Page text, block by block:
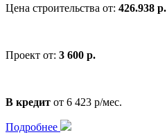
Цена строительства от: 426.938 р.
Проект от: 3 600 р.
В кредит от 6 423 р/мес.
Подробнее